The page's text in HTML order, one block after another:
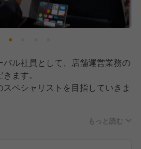
社商品の魅力】
産から加工、物流、提供まで自社
」を取り入れています。
でより良いものをお客様にお届け
と品質を追求。
ても飽きない、健康的なイタリア
けるよう、今後も成長を続けて
ル社員として、店舗運営業務の
ます。
ペシャリストを目指していきま
もっと読む